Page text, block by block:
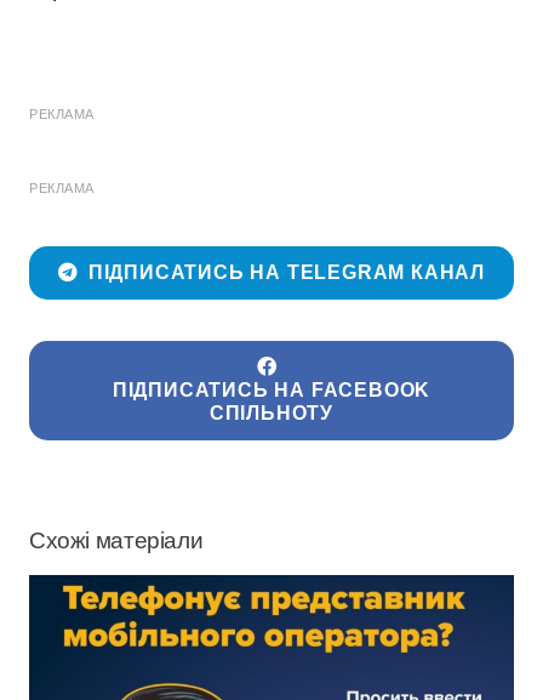
РЕКЛАМА
РЕКЛАМА
ПІДПИСАТИСЬ НА TELEGRAM КАНАЛ
ПІДПИСАТИСЬ НА FACEBOOK
СПІЛЬНОТУ
Схожі матеріали